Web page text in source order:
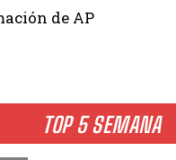
TOP 5 SEMANA
de AP